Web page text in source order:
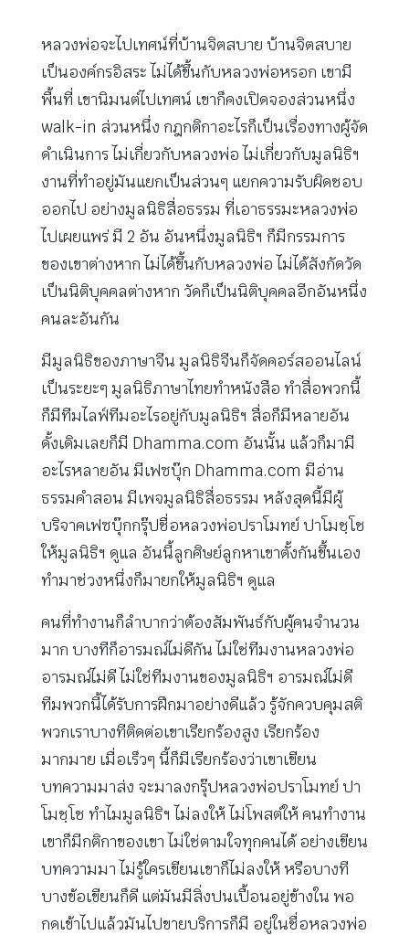
หลวงพ่อจะไปเทศน์ที่บ้านจิตสบาย บ้านจิตสบาย
เป็นองค์กรอิสระ ไม่ได้ขึ้นกับหลวงพ่อหรอก เขามี
พื้นที่ เขานิมนต์ไปเทศน์ เขาก็คงเปิดจองส่วนหนึ่ง
walk-in ส่วนหนึ่ง กฎกติกาอะไรก็เป็นเรื่องทางผู้จัด
ดำเนินการ ไม่เกี่ยวกับหลวงพ่อ ไม่เกี่ยวกับมูลนิธิฯ
งานที่ทำอยู่มันแยกเป็นส่วนๆ แยกความรับผิดชอบ
ออกไป อย่างมูลนิธิสื่อธรรม ที่เอาธรรมะหลวงพ่อ
ไปเผยแพร่ มี 2 อัน อันหนึ่งมูลนิธิฯ ก็มีกรรมการ
ของเขาต่างหาก ไม่ได้ขึ้นกับหลวงพ่อ ไม่ได้สังกัดวัด
เป็นนิติบุคคลต่างหาก วัดก็เป็นนิติบุคคลอีกอันหนึ่ง
คนละอันกัน
มีมูลนิธิของภาษาจีน มูลนิธิจีนก็จัดคอร์สออนไลน์
เป็นระยะๆ มูลนิธิภาษาไทยทำหนังสือ ทำสื่อพวกนี้
ก็มีทีมไลฟ์ทีมอะไรอยู่กับมูลนิธิฯ สื่อก็มีหลายอัน
ดั้งเดิมเลยก็มี Dhamma.com อันนั้น แล้วก็มามี
อะไรหลายอัน มีเฟซบุ๊ก Dhamma.com มีอ่าน
ธรรมคำสอน มีเพจมูลนิธิสื่อธรรม หลังสุดนี้มีผู้
บริจาคเฟซบุ๊กกรุ๊ปชื่อหลวงพ่อปราโมทย์ ปาโมชฺโช
ให้มูลนิธิฯ ดูแล อันนี้ลูกศิษย์ลูกหาเขาตั้งกันขึ้นเอง
ทำมาช่วงหนึ่งก็มายกให้มูลนิธิฯ ดูแล
คนที่ทำงานก็ลำบากว่าต้องสัมพันธ์กับผู้คนจำนวน
มาก บางทีก็อารมณ์ไม่ดีกัน ไม่ใช่ทีมงานหลวงพ่อ
อารมณ์ไม่ดี ไม่ใช่ทีมงานของมูลนิธิฯ อารมณ์ไม่ดี
ทีมพวกนี้ได้รับการฝึกมาอย่างดีแล้ว รู้จักควบคุมสติ
พวกเราบางทีติดต่อเขาเรียกร้องสูง เรียกร้อง
มากมาย เมื่อเร็วๆ นี้ก็มีเรียกร้องว่าเขาเขียน
บทความมาส่ง จะมาลงกรุ๊ปหลวงพ่อปราโมทย์ ปา
โมชฺโช ทำไมมูลนิธิฯ ไม่ลงให้ ไม่โพสต์ให้ คนทำงาน
เขาก็มีกติกาของเขา ไม่ใช่ตามใจทุกคนได้ อย่างเขียน
บทความมา ไม่รู้ใครเขียนเขาก็ไม่ลงให้ หรือบางที
บางข้อเขียนก็ดี แต่มันมีสิ่งปนเปื้อนอยู่ข้างใน พอ
กดเข้าไปแล้วมันไปขายบริการก็มี อยู่ในชื่อหลวงพ่อ